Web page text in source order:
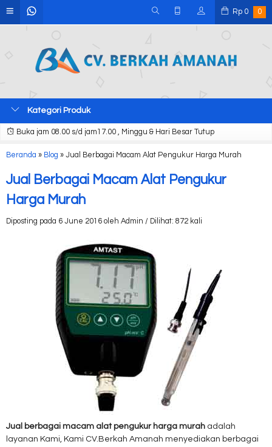
Rp 0 0
Kategori Produk
Buka jam 08.00 s/d jam17.00 , Minggu & Hari Besar Tutup
Beranda » Blog » Jual Berbagai Macam Alat Pengukur Harga Murah
Jual Berbagai Macam Alat Pengukur
Harga Murah
Diposting pada 6 June 2016 oleh Admin / Dilihat: 872 kali
Jual berbagai macam alat pengukur harga murah adalah
layanan Kami, Kami CV.Berkah Amanah menyediakan berbagai